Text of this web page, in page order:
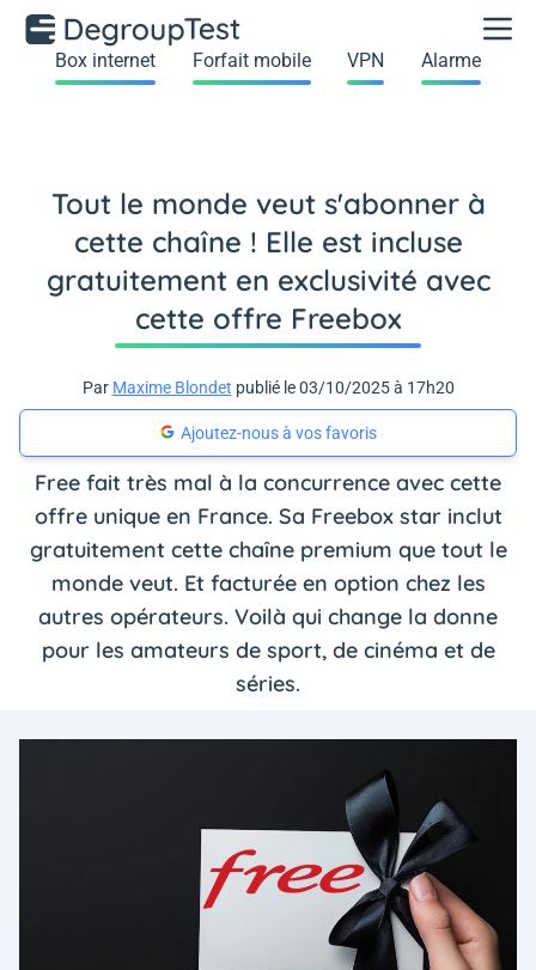
Box internet Forfait mobile VPN Alarme
Tout le monde veut s'abonner à
cette chaîne ! Elle est incluse
gratuitement en exclusivité avec
cette offre Freebox
Par Maxime Blondet publié le 03/10/2025 à 17h20
Ajoutez-nous à vos favoris
Free fait très mal à la concurrence avec cette
offre unique en France. Sa Freebox star inclut
gratuitement cette chaîne premium que tout le
monde veut. Et facturée en option chez les
autres opérateurs. Voilà qui change la donne
pour les amateurs de sport, de cinéma et de
séries.